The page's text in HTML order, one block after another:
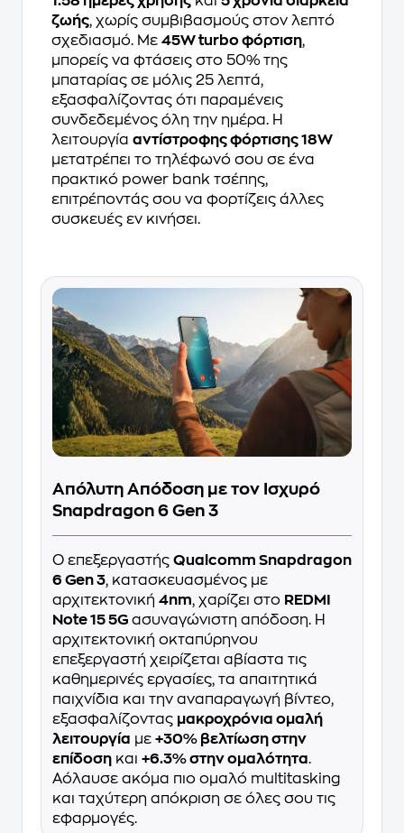
ζωής, χωρίς συμβιβασμούς στον λεπτό
σχεδιασμό. Με 45W turbo φόρτιση,
μπορείς να φτάσεις στο 50% της
μπαταρίας σε μόλις 25 λεπτά,
εξασφαλίζοντας ότι παραμένεις
συνδεδεμένος όλη την ημέρα. Η
λειτουργία αντίστροφης φόρτισης 18W
μετατρέπει το τηλέφωνό σου σε ένα
πρακτικό power bank τσέπης,
επιτρέποντάς σου να φορτίζεις άλλες
συσκευές εν κινήσει.
Απόλυτη Απόδοση με τον Ισχυρό
Snapdragon 6 Gen 3
Ο επεξεργαστής Qualcomm Snapdragon
6 Gen 3, κατασκευασμένος με
αρχιτεκτονική 4nm, χαρίζει στο REDMI
Note 15 5G ασυναγώνιστη απόδοση. Η
αρχιτεκτονική οκταπύρηνου
επεξεργαστή χειρίζεται αβίαστα τις
καθημερινές εργασίες, τα απαιτητικά
παιχνίδια και την αναπαραγωγή βίντεο,
εξασφαλίζοντας μακροχρόνια ομαλή
λειτουργία με +30% βελτίωση στην
επίδοση και +6.3% στην ομαλότητα.
Αόλαυσε ακόμα πιο ομαλό multitasking
και ταχύτερη απόκριση σε όλες σου τις
εφαρμογές.